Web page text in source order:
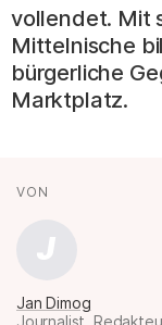
vollendet. Mit
Mittelnische
bürgerliche
Marktplatz.
VON
J
Jan Dimog
Journalist,